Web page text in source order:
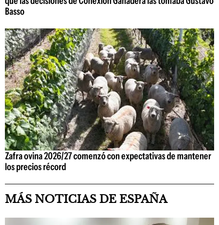
Basso
Zafra ovina 2026/27 comenzó con expectativas de mantener
los precios récord
MÁS NOTICIAS DE ESPAÑA